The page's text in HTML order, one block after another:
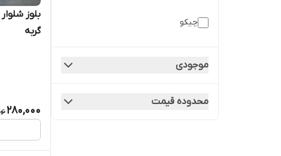
چیکو
موجودی
محدوده قیمت
بلوز
گربه
280,000